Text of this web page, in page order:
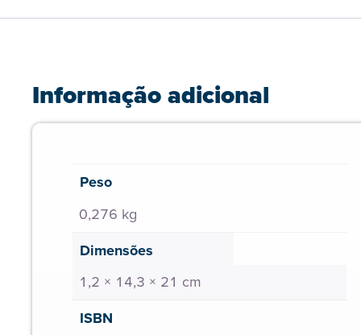
Informação adicional
Peso
0,276 kg
Dimensões
1,2 × 14,3 × 21 cm
ISBN